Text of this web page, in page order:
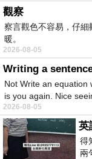
觀察
察言觀色不容易，仔
暖。
2026-08-05
Writing a
Not Write an equation
is you again. Nice
2026-08-05
英
得
兩